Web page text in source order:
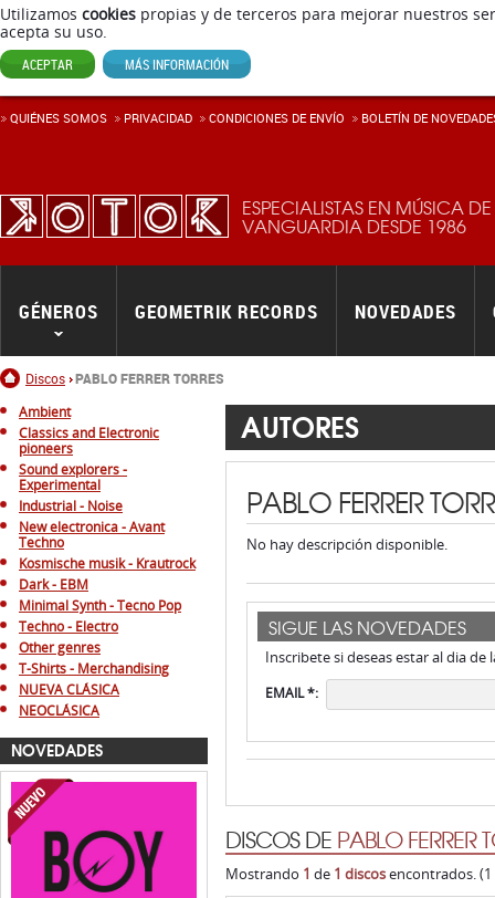
Utilizamos cookies propias y de terceros para mejorar nuestros
acepta su uso.
ACEPTAR MÁS INFORMACIÓN
ESPECIALISTAS EN MÚSICA DE
VANGUARDIA DESDE 1986
Inicio
Discos PABLO FERRER TORRES
GÉNEROS GEOMETRIK RECORDS NOVEDADES
QUIÉNES SOMOS PRIVACIDAD CONDICIONES DE ENVÍ­O BOLETÍN DE
Ambient
Classics and Electronic
pioneers
Sound explorers -
Experimental
Industrial - Noise
New electronica - Avant
Techno
Kosmische musik - Krautrock
Dark - EBM
Minimal Synth - Tecno Pop
Techno - Electro
Other genres
T-Shirts - Merchandising
NUEVA CLÁSICA
NEOCLÁSICA
NOVEDADES
AUTORES
PABLO FERRER
No hay descripción disponible.
SIGUE LAS NOVEDADES
Inscribete si deseas estar al dia
EMAIL *:
DISCOS DE PABLO FERRER
Mostrando 1 de 1 discosencontrados. (1